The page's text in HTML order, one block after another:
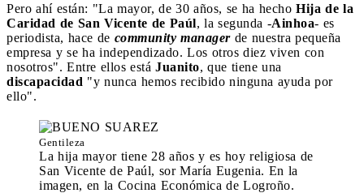
Pero ahí están: "La mayor, de 30 años, se ha hecho Hija de la
Caridad de San Vicente de Paúl, la segunda -Ainhoa- es
periodista, hace de community manager de nuestra pequeña
empresa y se ha independizado. Los otros diez viven con
nosotros". Entre ellos está Juanito, que tiene una
discapacidad "y nunca hemos recibido ninguna ayuda por
ello".
Gentileza
La hija mayor tiene 28 años y es hoy religiosa de
San Vicente de Paúl, sor María Eugenia. En la
imagen, en la Cocina Económica de Logroño.